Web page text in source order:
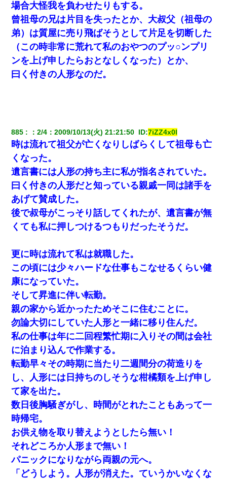
元夫の連れ子「俺の結婚式の時くらい、母親としての責任を果た
そうとは思わないのか！」→どうも連れ子は…
姉旦那の友達「ほんとのパパだよ～」私のお腹を触ってほざく。
→思わず手を叩いて振り払ったら…
日航機墜落事故の「ここからは日本語で大丈夫ですよ〜」の絶望
感がヤバイ・・・
兄の新しい嫁がやらかしすぎて辛い。当たり前のように実家や姪
の幼稚園に来る
スマホを与えられて、中学卒業する頃にはすっかり女叩きに洗脳
された弟が、大学進学のために一人暮らししたいと言い出した。
【画像】女上司(30)「終電なくなったね…部屋くる？」ワイ「行
きます！」
中途採用のAが部長から呼び出された。Aはヘラヘラと部屋に入っ
ていき、1時間後に号泣しながら出てきて…
何年か前に妹は離婚している。当時生まれた姪が義弟の子じゃな
かったため妹有責での離婚になり…
【唖然】帰宅したら旦那のスポーツカーが消えていた。警察『目
立つし、すぐ見つかるかもしれません』→ 数時間後・・警察『××
さんご存じですか？』
17年飼っていた犬が亡くなった。鼻水垂らし嗚咽する私に、猫が
近づいて頭突きをしてきて…
ワイ144kg彼女98kgデブカップル、1年間毎日行為しまくった結
元旦那から復縁要請。息子「最新型のiPhoneも買えない貧乏は嫌
だ、再婚して」私「なら父親と暮らせ」息子「やった＾＾」私
（もう手遅れだったんだな…）
【悲報】お風呂で父親と姉が完全に行為してるんだが...
場合大怪我を負わせたりもする。
曾祖母の兄は片目を失ったとか、大叔父（祖母の
弟）は質屋に売り飛ばそうとして片足を切断した
（この時非常に荒れて私のおやつのプッ○ンプリ
ンを上げ申したらおとなしくなった）とか、
曰く付きの人形なのだ。
885 ：2/4 ：2009/10/13(火) 21:21:50 ID:7iZZ4x0l
時は流れて祖父が亡くなりしばらくして祖母も亡
くなった。
遺言書には人形の持ち主に私が指名されていた。
曰く付きの人形だと知っている親戚一同は諸手を
あげて賛成した。
後で叔母がこっそり話してくれたが、遺言書が無
くても私に押しつけるつもりだったそうだ。
更に時は流れて私は就職した。
この頃には少々ハードな仕事もこなせるくらい健
康になっていた。
そして昇進に伴い転勤。
親の家から近かったためそこに住むことに。
勿論大切にしていた人形と一緒に移り住んだ。
私の仕事は年に二回程繁忙期に入りその間は会社
に泊まり込んで作業する。
転勤早々その時期に当たり二週間分の荷造りを
し、人形には日持ちのしそうな柑橘類を上げ申し
て家を出た。
数日後胸騒ぎがし、時間がとれたこともあって一
時帰宅。
お供え物を取り替えようとしたら無い！
それどころか人形まで無い！
パニックになりながら両親の元へ。
「どうしよう。人形が消えた。ていうかいなくな